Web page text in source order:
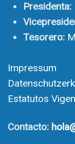
Presidenta:
Tesorero:
Impressum
Estatutos
Contacto: